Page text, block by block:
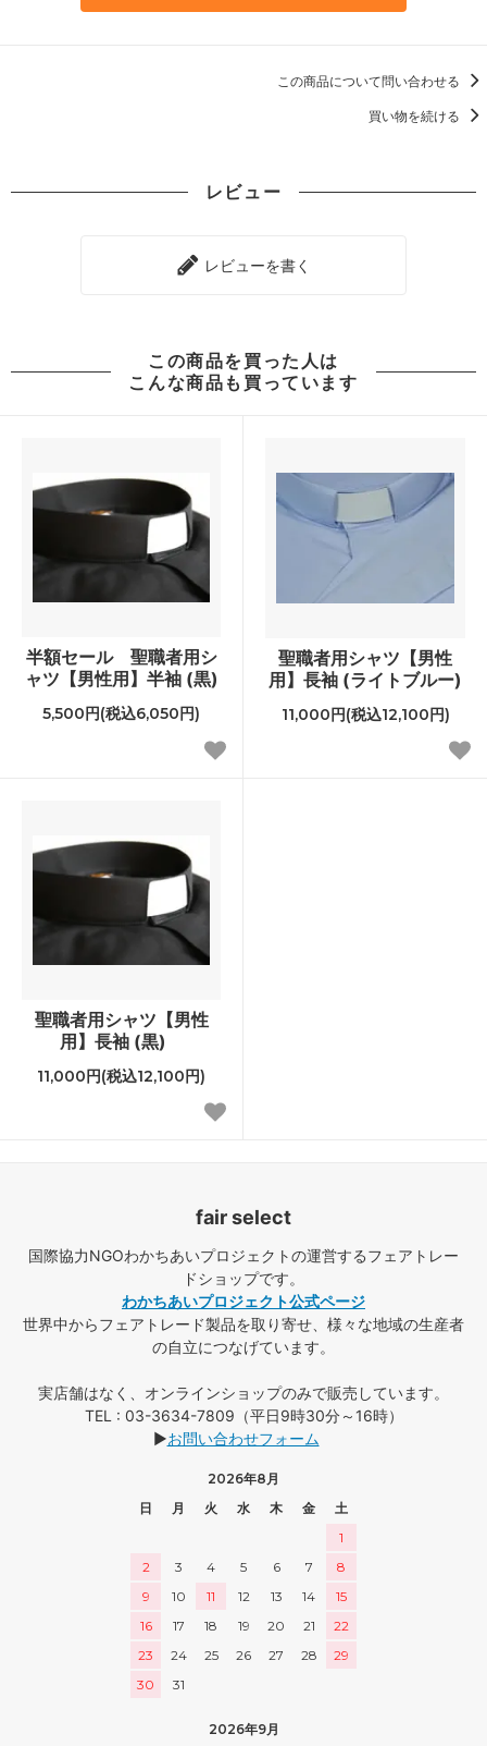
この商品について問い合わせる
買い物を続ける
レビュー
レビューを書く
この商品を買った人は
こんな商品も買っています
半額セール 聖職者用シ
ャツ【男性用】半袖 (黒)
5,500円(税込6,050円)
聖職者用シャツ【男性
用】長袖 (ライトブルー)
11,000円(税込12,100円)
聖職者用シャツ【男性
用】長袖 (黒)
11,000円(税込12,100円)
fair select
国際協力NGOわかちあいプロジェクトの運営するフェアトレー
ドショップです。
わかちあいプロジェクト公式ページ
世界中からフェアトレード製品を取り寄せ、様々な地域の生産者
の自立につなげています。
実店舗はなく、オンラインショップのみで販売しています。
TEL : 03-3634-7809（平日9時30分～16時）
▶お問い合わせフォーム
2026年8月
日
月 火 水 木 金
土
1
2
3 4 5 6 7
8
9
10 11 12 13 14
15
16
17 18 19 20 21
22
23
24 25 26 27 28
29
30
31
2026年9月